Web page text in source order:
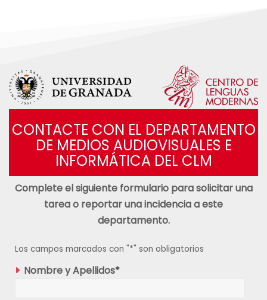
CONTACTE CON EL DEPARTAMENTO
DE MEDIOS AUDIOVISUALES E
INFORMÁTICA DEL CLM
Complete el siguiente formulario para solicitar una
tarea o reportar una incidencia a este
departamento.
Los campos marcados con "*" son obligatorios
Nombre y Apellidos*